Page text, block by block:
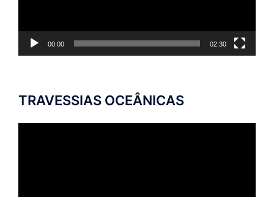
00:00 02:30
TRAVESSIAS OCEÂNICAS